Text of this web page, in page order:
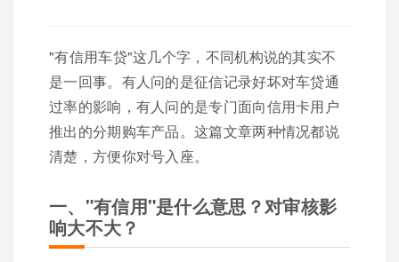
"有信用车贷"这几个字，不同机构说的其实不
是一回事。有人问的是征信记录好坏对车贷通
过率的影响，有人问的是专门面向信用卡用户
推出的分期购车产品。这篇文章两种情况都说
清楚，方便你对号入座。
一、"有信用"是什么意思？对审核影
响大不大？